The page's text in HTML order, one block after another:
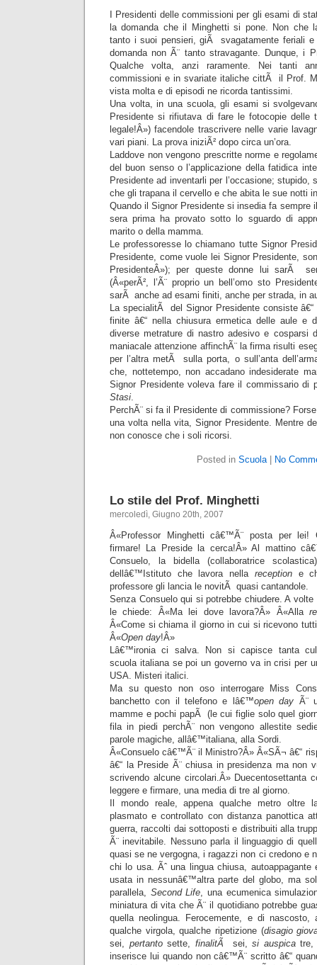
I Presidenti delle commissioni per gli esami di
la domanda che il Minghetti si pone. Non che
tanto i suoi pensieri, giÃ svagatamente feriali
domanda non Ã¨ tanto stravagante. Dunque, i
Qualche volta, anzi raramente. Nei tanti
commissioni e in svariate italiche cittÃ il Prof.
vista molta e di episodi ne ricorda tantissimi.
Una volta, in una scuola, gli esami si
Presidente si rifiutava di fare le fotocopie delle
legale!Â») facendole trascrivere nelle varie
vari piani. La prova iniziÃ² dopo circa un’ora.
Laddove non vengono prescritte norme e
del buon senso o l’applicazione della fatidica
Presidente ad inventarli per l’occasione;
che gli trapana il cervello e che abita le sue notti
Quando il Signor Presidente si insedia fa sempre
sera prima ha provato sotto lo sguardo di
marito o della mamma.
Le professoresse lo chiamano tutte Signor
Presidente, come vuole lei Signor Presidente,
PresidenteÂ»); per queste donne lui sarÃ
(Â«perÃ², l’Ã¨ proprio un bell’omo sto
sarÃ anche ad esami finiti, anche per strada, in
La specialitÃ del Signor Presidente consiste
finite â€“ nella chiusura ermetica delle aule e
diverse metrature di nastro adesivo e cosparsi
maniacale attenzione affinchÃ¨ la firma risulti
per l’altra metÃ sulla porta, o sull’anta
che, nottetempo, non accadano indesiderate
Signor Presidente voleva fare il commissario di
Stasi.
PerchÃ¨ si fa il Presidente di commissione?
una volta nella vita, Signor Presidente. Mentre
non conosce che i soli ricorsi.
Posted in Scuola| No
Lo stile del Prof. Minghetti
mercoledì, Giugno 20th, 2007
Â«Professor Minghetti câ€™Ã¨ posta per lei!
firmare! La Preside la cerca!Â» Al mattino
Consuelo, la bidella (collaboratrice
dellâ€™Istituto che lavora nella receptione
professore gli lancia le novitÃ quasi cantandole.
Senza Consuelo qui si potrebbe chiudere. A
le chiede: Â«Ma lei dove lavora?Â» Â«Alla
Â«Come si chiama il giorno in cui si ricevono
Â«Open day!Â»
Lâ€™ironia ci salva. Non si capisce tanta
scuola italiana se poi un governo va in crisi per
USA. Misteri italici.
Ma su questo non oso interrogare Miss
banchetto con il telefono e lâ€™open day Ã¨
mamme e pochi papÃ (le cui figlie solo quel
fila in piedi perchÃ¨ non vengono allestite
parole magiche, allâ€™italiana, alla Sordi.
Â«Consuelo câ€™Ã¨ il Ministro?Â» Â«SÃ¬ â€“
â€“ la Preside Ã¨ chiusa in presidenza ma non
scrivendo alcune circolari.Â» Duecentosettanta
leggere e firmare, una media di tre al giorno.
Il mondo reale, appena qualche metro oltre
plasmato e controllato con distanza panottica
guerra, raccolti dai sottoposti e distribuiti alla
Ã¨ inevitabile. Nessuno parla il linguaggio di
quasi se ne vergogna, i ragazzi non ci credono e
chi lo usa. Ãˆ una lingua chiusa, autoappagante
usata in nessunâ€™altra parte del globo, ma
parallela, Second Life, una ecumenica
miniatura di vita che Ã¨ il quotidiano potrebbe
quella neolingua. Ferocemente, e di nascosto,
qualche virgola, qualche ripetizione (disagio
sei, pertantosette, finalitÃ sei, si auspica
inserisce lui quando non câ€™Ã¨ scritto â€“